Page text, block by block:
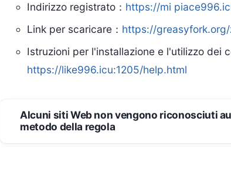
Indirizzo registrato： https://mi
Link per scaricare： https://
Istruzioni per l'installazione e l'utilizzo dei
https://like996.icu:1205/help.html
Alcuni siti Web non vengono riconosciuti
metodo della regola